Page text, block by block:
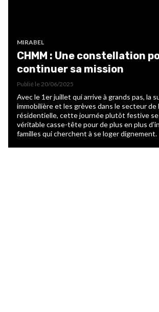
MIRABEL
CHMM : Une constellation
continuer sa mission
Publié le20/06/2025
Avec le 1er juillet qui arrive à grands pas, la
immobilière et les grèves dans le secteur
résidentielle, cette journée plutôt festive
véritable casse-tête pour de plus en plus
familles qui cherchent à se loger dignement.